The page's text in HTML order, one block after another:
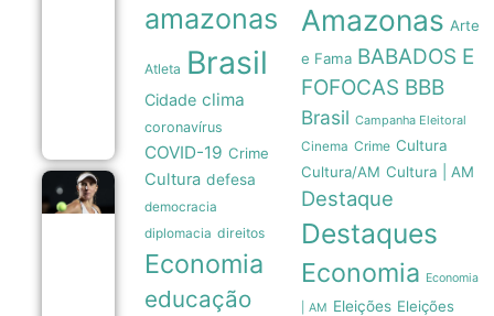
móveis
intensidade
furacões
08/08
Beatriz
Haddad
Maia
anuncia
pausa
carreira
amazonas
Atleta Brasil
Cidade clima
coronavírus
COVID-19 Crime
Cultura defesa
democracia
diplomacia direitos
Economia
educação
Amazonas Arte
e Fama BABADOS E
FOFOCAS BBB
Brasil Campanha Eleitoral
Cinema Crime Cultura
Cultura/AM Cultura | AM
Destaque
Destaques
Economia Economia
| AM Eleições Eleições